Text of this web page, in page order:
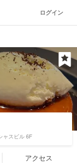
ログイン
ャスビル 6F
アクセス